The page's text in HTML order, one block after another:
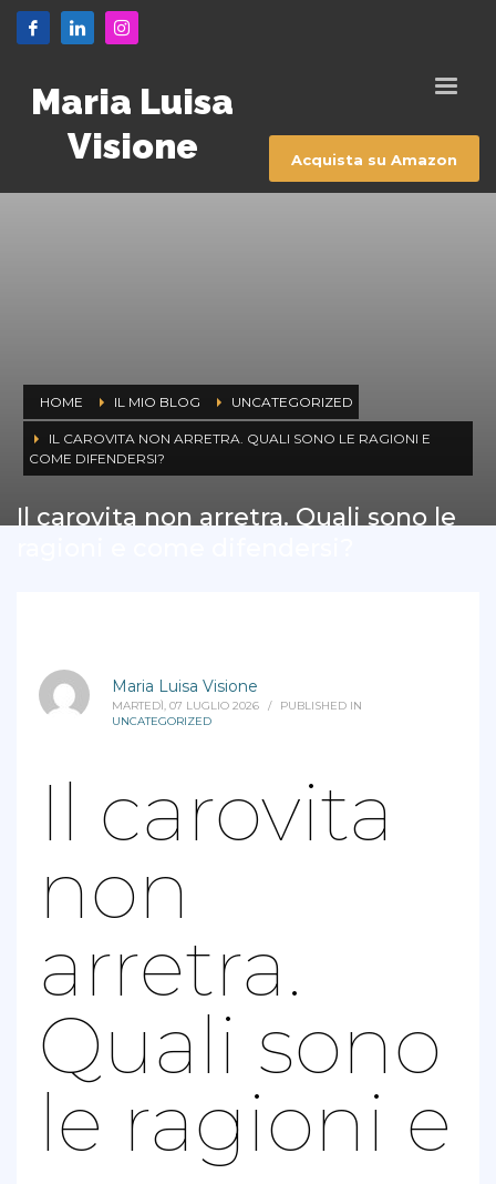
Maria Luisa
Visione
Acquista su Amazon
HOME IL MIO BLOG UNCATEGORIZED
IL CAROVITA NON ARRETRA. QUALI SONO LE RAGIONI E
COME DIFENDERSI?
Il carovita non arretra. Quali sono le
Maria Luisa Visione
MARTEDÌ, 07 LUGLIO 2026 /
PUBLISHED IN
UNCATEGORIZED
Il carovita
non
arretra.
Quali sono
le ragioni e